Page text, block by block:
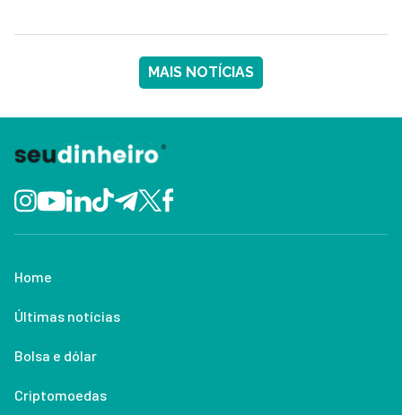
MAIS NOTÍCIAS
Home
Últimas notícias
Bolsa e dólar
Criptomoedas